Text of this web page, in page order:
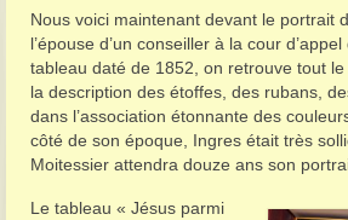
Nous voici maintenant devant le portrait
l’épouse d’un conseiller à la cour
tableau daté de 1852, on retrouve tout
la description des étoffes, des rubans,
dans l’association étonnante des
côté de son époque, Ingres était très
Moitessier attendra douze ans son
Le tableau « Jésus parmi